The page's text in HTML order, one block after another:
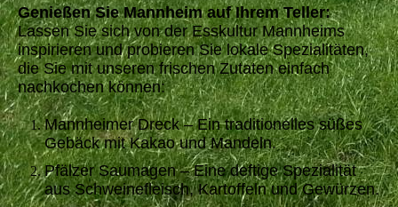
Genießen Sie Mannheim auf Ihrem Teller:
Lassen Sie sich von der Esskultur Mannheims
inspirieren und probieren Sie lokale Spezialitäten,
die Sie mit unseren frischen Zutaten einfach
nachkochen können:
Mannheimer Dreck – Ein traditionelles süßes
Gebäck mit Kakao und Mandeln.
Pfälzer Saumagen – Eine deftige Spezialität
aus Schweinefleisch, Kartoffeln und Gewürzen.